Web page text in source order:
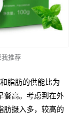
我推荐
脂肪的供能比为
餐高。考虑到在外
肪摄入多，较高的